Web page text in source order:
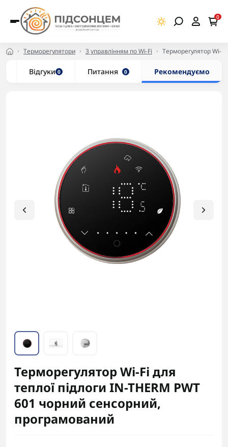
0
Терморегулятори З управлінням по Wi-Fi Терморегулятор Wi-
Відгуки 0 Питання 0 Рекомендуємо
Терморегулятор Wi-Fi для
теплої підлоги IN-THERM PWT
601 чорний сенсорний,
програмований